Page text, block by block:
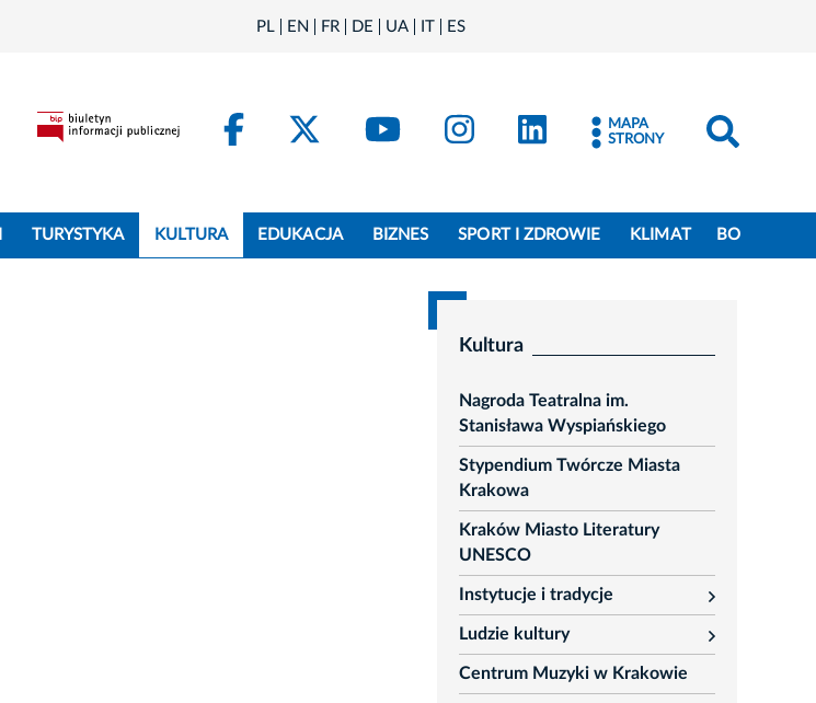
PL EN FR DE UA IT ES
FacebookKraków - X
Kraków - YouTube
Kraków - Instagram
Kraków - LinkedIn
MAPA
STRONY
TURYSTYKA KULTURA EDUKACJA BIZNES SPORT I ZDROWIE KLIMAT BO
Kultura
Nagroda Teatralna im.
Stanisława Wyspiańskiego
Stypendium Twórcze Miasta
Krakowa
Kraków Miasto Literatury
UNESCO
Instytucje i tradycje
rozwiń
Ludzie kultury
rozwiń
Centrum Muzyki w Krakowie